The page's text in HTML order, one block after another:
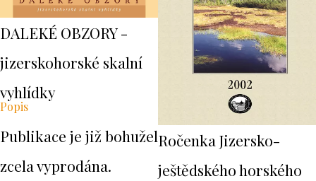
DALEKÉ OBZORY -
jizerskohorské skalní
vyhlídky
Popis
Publikace je již bohužel
zcela vyprodána.
Ročenka Jizersko-
ještědského horského